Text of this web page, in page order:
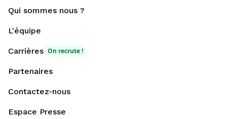
Qui sommes nous ?
L'équipe
Carrières On recrute !
Partenaires
Contactez-nous
Espace Presse